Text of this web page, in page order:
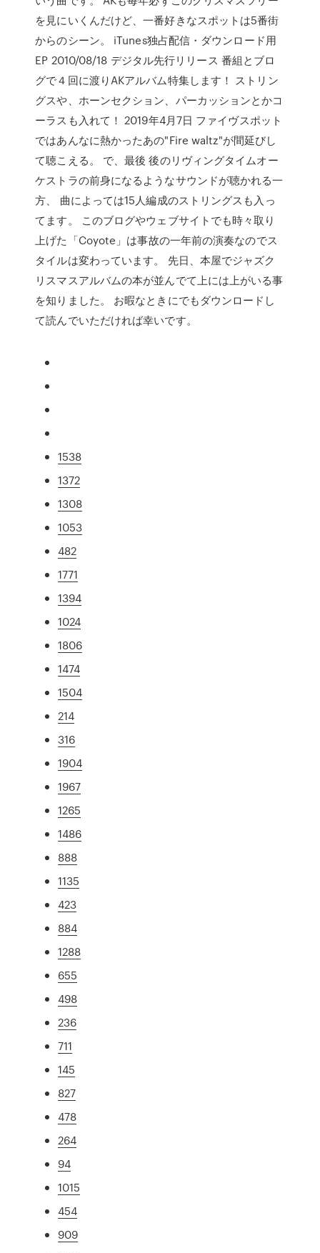
を見にいくんだけど、一番好きなスポットは5番街
からのシーン。 iTunes独占配信・ダウンロード用
EP 2010/08/18 デジタル先行リリース 番組とブロ
グで４回に渡りAKアルバム特集します！ ストリン
グスや、ホーンセクション、パーカッションとかコ
ーラスも入れて！ 2019年4月7日 ファイヴスポット
ではあんなに熱かったあの"Fire waltz"が間延びし
て聴こえる。 で、最後 後のリヴィングタイムオー
ケストラの前身になるようなサウンドが聴かれる一
方、 曲によっては15人編成のストリングスも入っ
てます。 このブログやウェブサイトでも時々取り
上げた「Coyote」は事故の一年前の演奏なのでス
タイルは変わっています。 先日、本屋でジャズク
リスマスアルバムの本が並んでて上には上がいる事
を知りました。 お暇なときにでもダウンロードし
て読んでいただければ幸いです。
1538
1372
1308
1053
482
1771
1394
1024
1806
1474
1504
214
316
1904
1967
1265
1486
888
1135
423
884
1288
655
498
236
711
145
827
478
264
94
1015
454
909